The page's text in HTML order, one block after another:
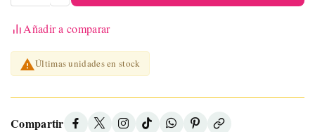
Añadir a comparar
Últimas unidades en stock
Compartir